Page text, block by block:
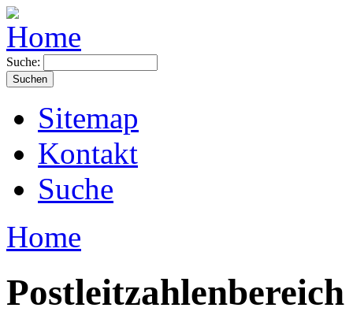
Suche:
Sitemap
Kontakt
Suche
Home
Postleitzahlenbereich